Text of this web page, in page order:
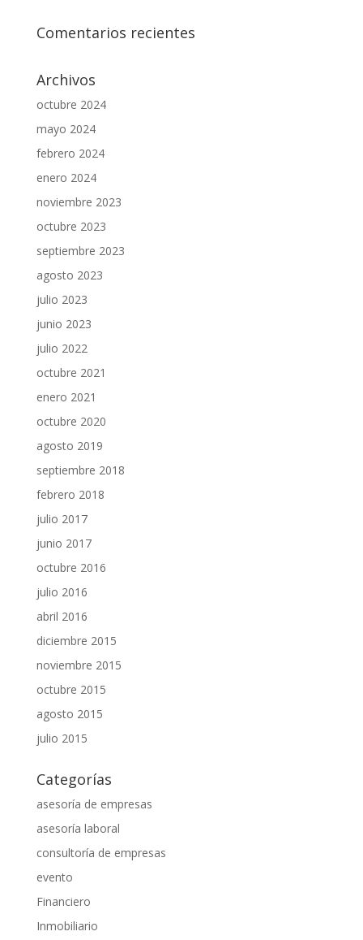
Comentarios recientes
Archivos
octubre 2024
mayo 2024
febrero 2024
enero 2024
noviembre 2023
octubre 2023
septiembre 2023
agosto 2023
julio 2023
junio 2023
julio 2022
octubre 2021
enero 2021
octubre 2020
agosto 2019
septiembre 2018
febrero 2018
julio 2017
junio 2017
octubre 2016
julio 2016
abril 2016
diciembre 2015
noviembre 2015
octubre 2015
agosto 2015
julio 2015
Categorías
asesoría de empresas
asesoría laboral
consultoría de empresas
evento
Financiero
Inmobiliario